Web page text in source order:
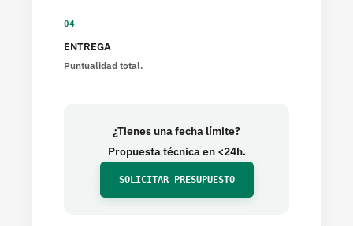
04
ENTREGA
Puntualidad total.
¿Tienes una fecha límite?
Propuesta técnica en <24h.
SOLICITAR PRESUPUESTO